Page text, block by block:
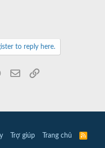
to reply here.
WhatsApp
Email
Trợ giúp Trang chủ
R